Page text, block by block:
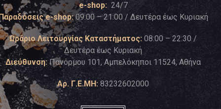
e-shop: 24/7
e-shop:09:00 – 21:00 / Δευτέρα έως Κυριακή
Ωράριο Λειτουργίας Καταστήματος: 08:00 – 22:30 /
Δευτέρα έως Κυριακή
Διεύθυνση: Πανόρμου 101, Αμπελόκηποι 11524, Αθήνα
Αρ. Γ.Ε.ΜΗ: 83232602000